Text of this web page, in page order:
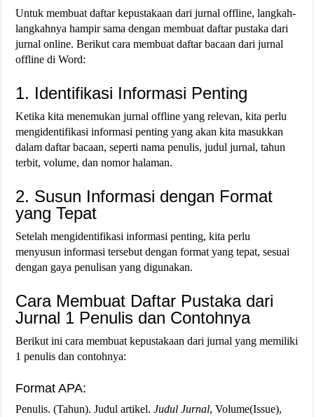
Untuk membuat daftar kepustakaan dari jurnal offline, langkah-
langkahnya hampir sama dengan membuat daftar pustaka dari
jurnal online. Berikut cara membuat daftar bacaan dari jurnal
offline di Word:
1. Identifikasi Informasi Penting
Ketika kita menemukan jurnal offline yang relevan, kita perlu
mengidentifikasi informasi penting yang akan kita masukkan
dalam daftar bacaan, seperti nama penulis, judul jurnal, tahun
terbit, volume, dan nomor halaman.
2. Susun Informasi dengan Format
yang Tepat
Setelah mengidentifikasi informasi penting, kita perlu
menyusun informasi tersebut dengan format yang tepat, sesuai
dengan gaya penulisan yang digunakan.
Cara Membuat Daftar Pustaka dari
Jurnal 1 Penulis dan Contohnya
Berikut ini cara membuat kepustakaan dari jurnal yang memiliki
1 penulis dan contohnya:
Format APA:
Penulis. (Tahun). Judul artikel.Judul Jurnal, Volume(Issue),